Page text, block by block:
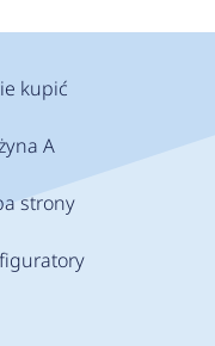
kupić
A
strony